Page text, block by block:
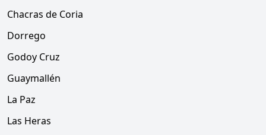
Chacras de Coria
Dorrego
Godoy Cruz
Guaymallén
La Paz
Las Heras